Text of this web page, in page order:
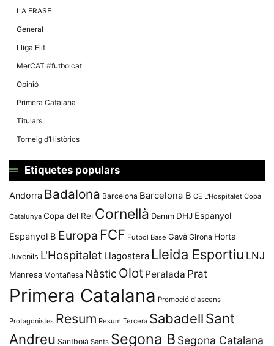
LA FRASE
General
Lliga Elit
MerCAT #futbolcat
Opinió
Primera Catalana
Titulars
Torneig d’Històrics
Etiquetes populars
Andorra Badalona Barcelona Barcelona B CE L'Hospitalet Copa
Catalunya Copa del Rei Cornellà Damm DHJ Espanyol
Espanyol B Europa FCF Futbol Base Gavà Girona Horta
Juvenils L'Hospitalet Llagostera Lleida Esportiu LNJ
Manresa Montañesa Nàstic Olot Peralada Prat
Primera Catalana Promoció d'ascens
Protagonistes Resum Resum Tercera SabadellSant
Andreu Santboià Sants Segona B Segona Catalana